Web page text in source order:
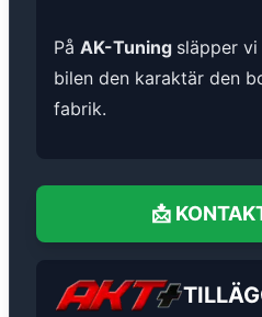
På AK-Tuning släpper
bilen den karaktär den
fabrik.
📩